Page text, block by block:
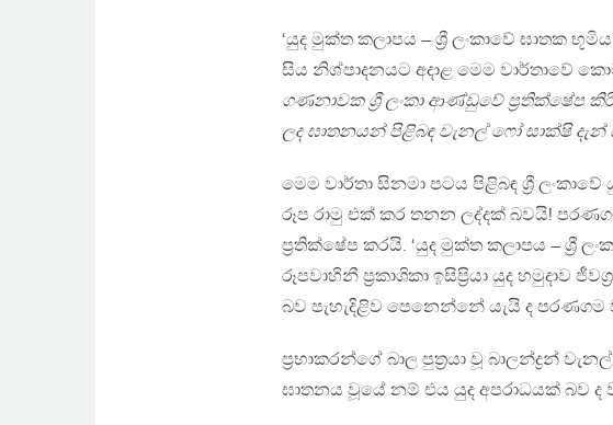
‘යුද මුක්ත කලාපය – ශ්‍රී ලංකාවේ ඝාතක
සිය නිශ්පාදනයට අදාළ මෙම වාර්තාවේ
ගණනාවක ශ්‍රී ලංකා ආණ්ඩුවේ ප්‍රතික්ෂේප
ලද ඝාතනයන් පිළිබඳ වැනල් ෆෝ සාක්ෂි
මෙම වාර්තා සිනමා පටය පිළිබඳ ශ්‍රී
රූප රාමු එක් කර තනන ලද්දක් බවයි!
ප්‍රතික්ෂේප කරයි. ‘යුද මුක්ත කලාපය – ශ්‍රී
රූපවාහිනී ප්‍රකාශිකා ඉසිප්‍රියා යුද හමුදාව
බව පැහැදිළිව පෙනෙන්නේ යැයි ද
ප්‍රභාකරන්ගේ බාල පුත්‍රයා වූ බාලන්ද්‍රන්
ඝාතනය වූයේ නම් එය යුද අපරාධයක් බව ද